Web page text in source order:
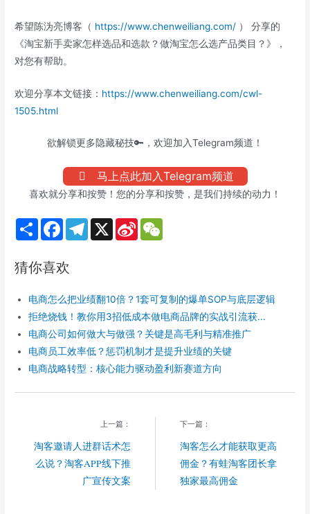
希望陈沩亮博客（ https://www.chenweiliang.com/ ） 分享的
《淘宝新手卖家怎样选品和选款？做淘宝怎么选产品类目？》，
对您有帮助。
欢迎分享本文链接： https://www.chenweiliang.com/cwl-
1505.html
欲解锁更多隐藏秘技🔑，欢迎加入Telegram频道！
马上点此加入Telegram频道
喜欢就分享和按赞！您的分享和按赞，是我们持续的动力！
S
h
e
F
b
k
T
m
X
S
b
o
猜你喜欢
电商怎么把业绩翻10倍？1套可复制的爆单SOP与底层逻辑
拒绝烧钱！教你用3招低成本做电商品牌的实战引流获...
电商公司如何做大与做强？关键是高毛利与精准推广
电商员工效率低？惩罚机制才是提升业绩的关键
电商战略转型：核心能力驱动盈利新赛道方向
上一篇：
淘客邀请人进群话术怎
么说？淘客APP线下推
广宣传文案
下一篇：
淘客怎么才能获取更高
佣金？有蛙淘客团长拿
独家最高佣金